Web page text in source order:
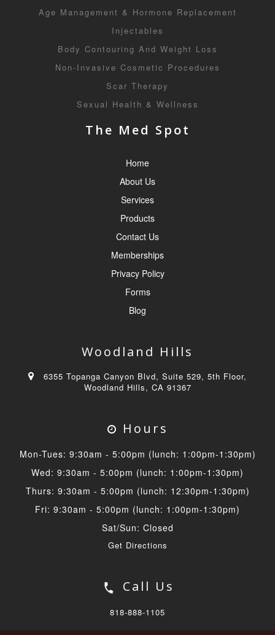
Age Management & Hormone Replacement
Injectables
Body Contouring And Weight Loss
Non-Invasive Cosmetic Procedures
Scar Therapy
Sexual Health & Wellness
The Med Spot
Home
About Us
Services
Products
Contact Us
Memberships
Privacy Policy
Forms
Blog
Woodland Hills
6355 Topanga Canyon Blvd, Suite 529, 5th Floor,
Woodland Hills, CA 91367
Hours
Mon-Tues: 9:30am - 5:00pm (lunch: 1:00pm-1:30pm)
Wed: 9:30am - 5:00pm (lunch: 1:00pm-1:30pm)
Thurs: 9:30am - 5:00pm (lunch: 12:30pm-1:30pm)
Fri: 9:30am - 5:00pm (lunch: 1:00pm-1:30pm)
Sat/Sun: Closed
Get Directions
Call Us
818-888-1105